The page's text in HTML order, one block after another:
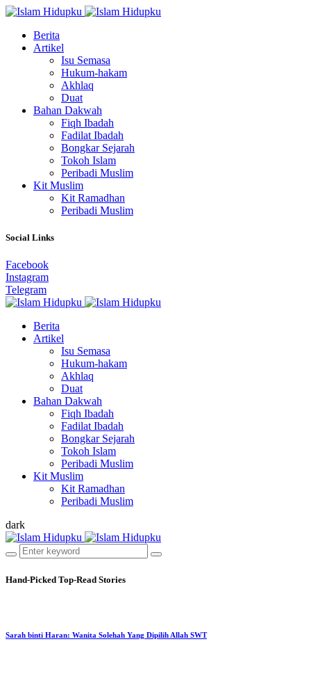
Berita
Artikel
Isu Semasa
Hukum-hakam
Akhlaq
Duat
Bahan Dakwah
Fiqh Ibadah
Fadilat Ibadah
Bongkar Sejarah
Tokoh Islam
Peribadi Muslim
Kit Muslim
Kit Ramadhan
Peribadi Muslim
Social Links
Facebook
Instagram
Telegram
Berita
Artikel
Isu Semasa
Hukum-hakam
Akhlaq
Duat
Bahan Dakwah
Fiqh Ibadah
Fadilat Ibadah
Bongkar Sejarah
Tokoh Islam
Peribadi Muslim
Kit Muslim
Kit Ramadhan
Peribadi Muslim
dark
Hand-Picked Top-Read Stories
Sarah binti Haran: Wanita Solehah Yang Dipilih Allah SWT